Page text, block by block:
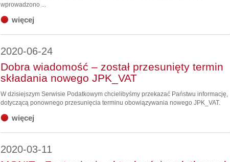
wprowadzono ...
więcej
2020-06-24
Dobra wiadomość – został przesunięty termin
składania nowego JPK_VAT
W dzisiejszym Serwisie Podatkowym chcielibyśmy przekazać Państwu informację,
dotyczącą ponownego przesunięcia terminu obowiązywania nowego JPK_VAT.
więcej
2020-03-11